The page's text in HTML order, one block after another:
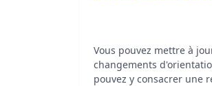
Vous pouvez mettre à
changements
pouvez y consacrer une